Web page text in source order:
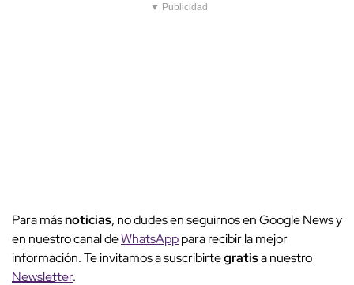
▼ Publicidad
Para másnoticias, no dudes en seguirnos en Google News y
en nuestro canal deWhatsApppara recibir la mejor
información. Te invitamos a suscribirtegratisa nuestro
Newsletter.